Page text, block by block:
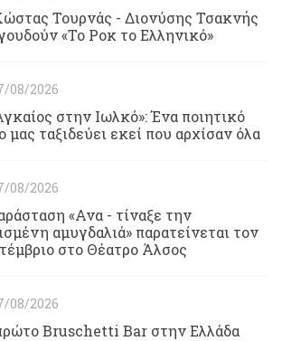
Τουρνάς - Διονύσης Τσακνής
«Το Ροκ το Ελληνικό»
08/2026
στην Ιωλκό»: Ένα ποιητικό
μας ταξιδεύει εκεί που αρχίσαν όλα
08/2026
«Ανα - τίναξε την
αμυγδαλιά» παρατείνεται τον
στο Θέατρο Άλσος
08/2026
Bruschetti Bar στην Ελλάδα